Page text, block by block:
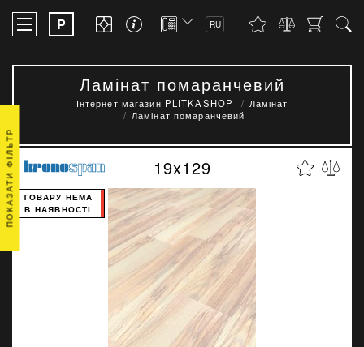
P RU
Ламінат помаранчевий
Інтернет магазин PLITKASHOP
Ламінат
Ламінат помаранчевий
19x129
ТОВАРУ НЕМА
В НАЯВНОСТІ
ПОКАЗАТИ ФІЛЬТР